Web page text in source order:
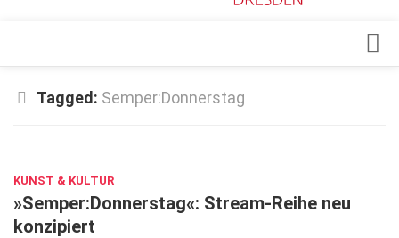
Top Gesundheitsforum Dresden / Ostsachsen
Geschäft
gesund & schön
Tagged: Semper:Donnerstag
KUNST & KULTUR
»Semper:Donnerstag«: Stream-Reihe neu
konzipiert